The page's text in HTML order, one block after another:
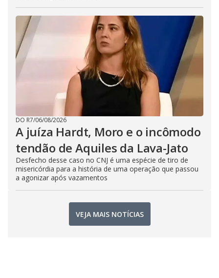
DO R7/06/08/2026
A juíza Hardt, Moro e o incômodo
tendão de Aquiles da Lava-Jato
Desfecho desse caso no CNJ é uma espécie de tiro de
misericórdia para a história de uma operação que passou
a agonizar após vazamentos
VEJA MAIS NOTÍCIAS